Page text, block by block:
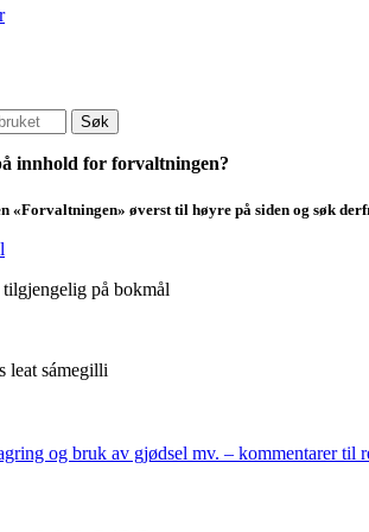
Søk
innhold for forvaltningen?
«Forvaltningen» øverst til høyre på siden og søk
på bokmål
leat sámegilli
og bruk av gjødsel mv. – kommentarer til